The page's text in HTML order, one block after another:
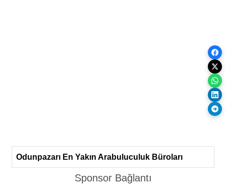
Odunpazarı En Yakın Arabuluculuk Büroları
Sponsor Bağlantı